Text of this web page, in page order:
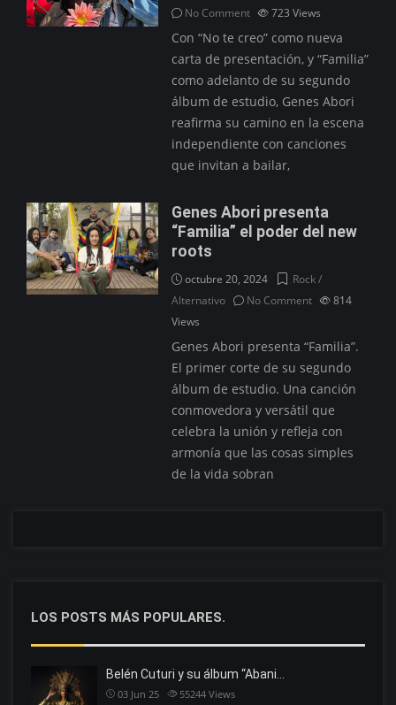
No Comment
723Views
Con “No te creo” como nueva
carta de presentación, y “Familia”
como adelanto de su segundo
álbum de estudio, Genes Abori
reafirma su camino en la escena
independiente con canciones
que invitan a bailar,
Genes Abori presenta
“Familia” el poder del new
roots
octubre 20, 2024
Rock /
Alternativo
No Comment
814
Views
Genes Abori presenta “Familia”.
El primer corte de su segundo
álbum de estudio. Una canción
conmovedora y versátil que
celebra la unión y refleja con
armonía que las cosas simples
de la vida sobran
LOS POSTS MÁS POPULARES.
Belén Cuturi y su álbum “Abani…
03 Jun 25 55244 Views